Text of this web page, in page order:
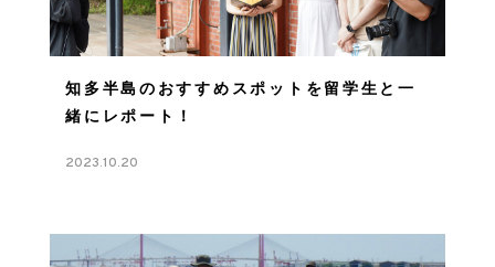
知多半島のおすすめスポットを留学生と一
緒にレポート！
2023.10.20